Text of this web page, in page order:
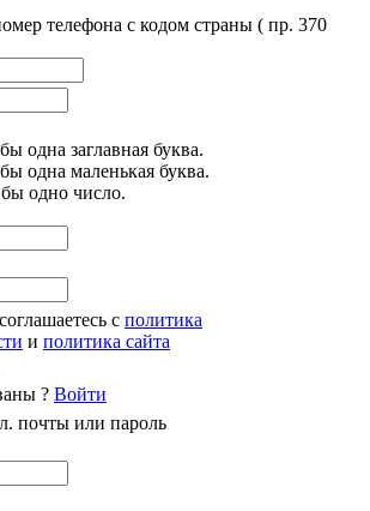
телефона с кодом страны ( пр. 370
одна заглавная буква.
одна маленькая буква.
одно число.
с политика
и политика сайта
? Войти
почты или пароль